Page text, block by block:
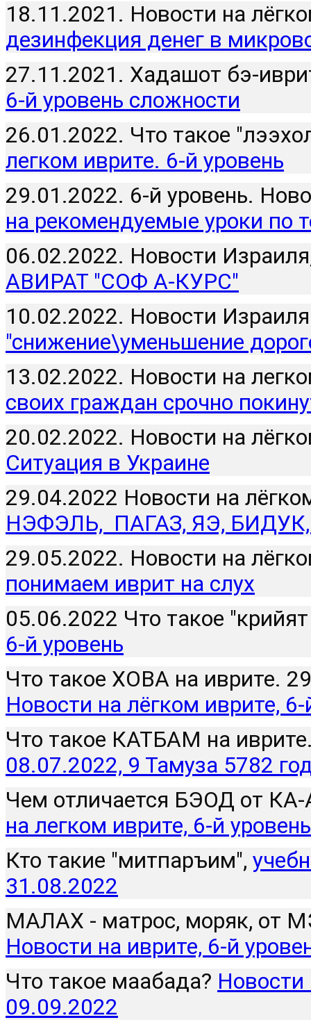
18.11.2021. Новости на
дезинфекция денег в
27.11.2021. Хадашот бэ-
6-й уровень сложности
26.01.2022. Что такое
легком иврите. 6-й уровень
29.01.2022. 6-й уровень.
на рекомендуемые уроки по
06.02.2022. Новости
АВИРАТ "СОФ А-КУРС"
10.02.2022. Новости
"снижение\уменьшение
13.02.2022. Новости на
своих граждан срочно
20.02.2022. Новости на
Ситуация в Украине
29.04.2022 Новости на
НЭФЭЛЬ,  ПАГАЗ, ЯЭ,
29.05.2022. Новости на
понимаем иврит на слух
05.06.2022 Что такое
6-й уровень
Новости на лёгком иврите, 6-
Что такое КАТБАМ на
08.07.2022, 9 Тамуза 5782
Чем отличается БЭОД от
на легком иврите, 6-й уровень
Кто такие "митпаръим",
31.08.2022
Новости на иврите, 6-й
Что такое маабада? Новости
09.09.2022